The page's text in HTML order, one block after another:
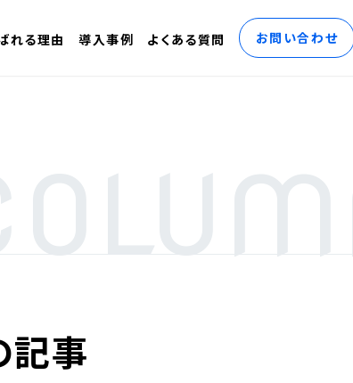
れる理由 導入事例 よくある質問 お問い合わせ
記事